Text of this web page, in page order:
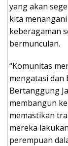
yang akan
kita
keberagaman
bermunculan.
“Komunitas
mengatasi
Bertanggung
membangun
memastikan
mereka
perempuan